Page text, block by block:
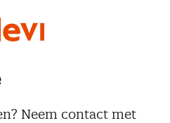
Neem contact met